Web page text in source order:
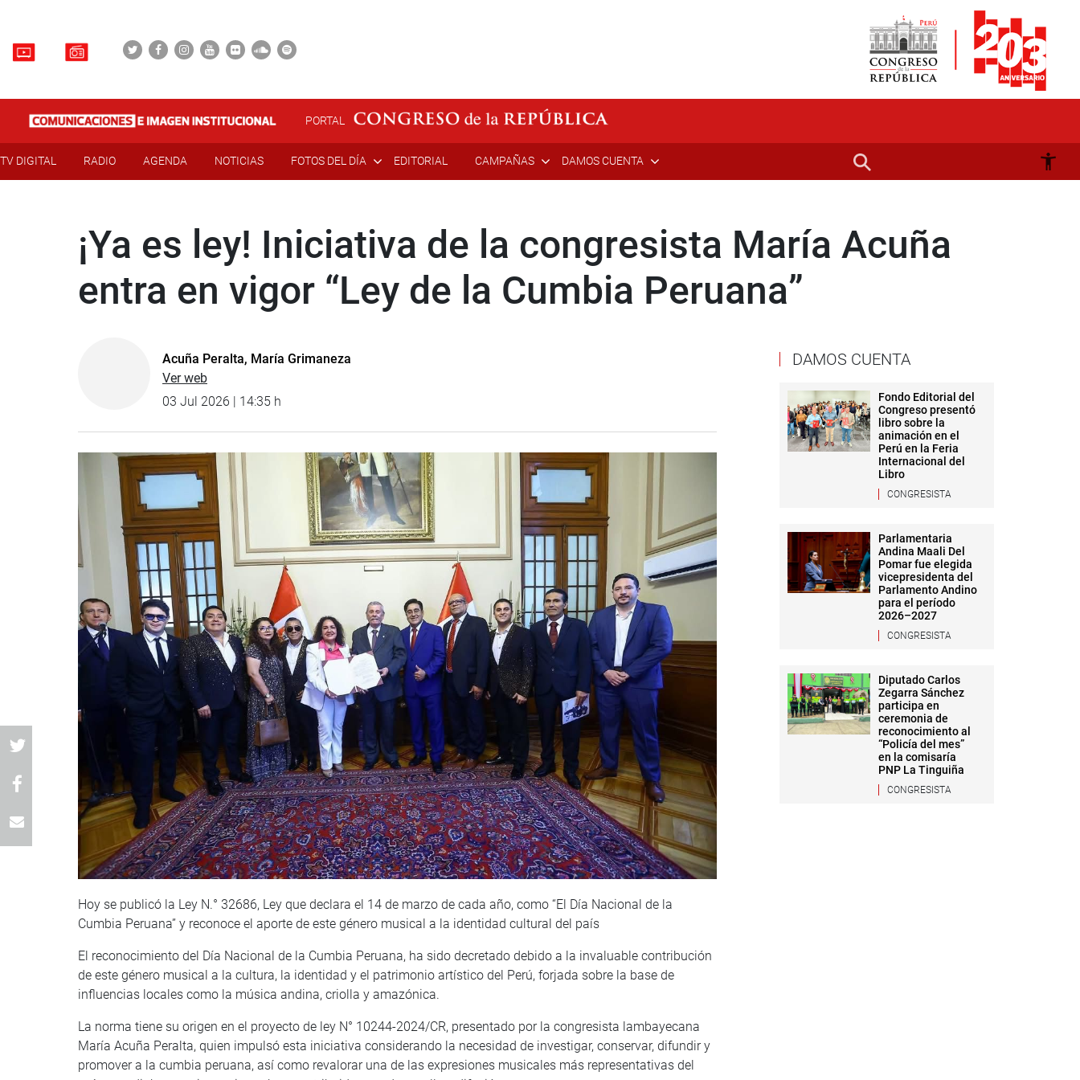
PORTAL
TV DIGITAL RADIO AGENDA NOTICIAS FOTOS DEL DÍA EDITORIAL CAMPAÑAS DAMOS CUENTA
¡Ya es ley! Iniciativa de la congresista María Acuña
entra en vigor “Ley de la Cumbia Peruana”
Acuña Peralta, María Grimaneza
Ver web
03 Jul 2026 | 14:35 h
Hoy se publicó la Ley N.° 32686, Ley que declara el 14 de marzo de cada año, como “El Día Nacional de la
Cumbia Peruana” y reconoce el aporte de este género musical a la identidad cultural del país
El reconocimiento del Día Nacional de la Cumbia Peruana, ha sido decretado debido a la invaluable contribución
de este género musical a la cultura, la identidad y el patrimonio artístico del Perú, forjada sobre la base de
influencias locales como la música andina, criolla y amazónica.
La norma tiene su origen en el proyecto de ley N° 10244-2024/CR, presentado por la congresista lambayecana
María Acuña Peralta, quien impulsó esta iniciativa considerando la necesidad de investigar, conservar, difundir y
promover a la cumbia peruana, así como revalorar una de las expresiones musicales más representativas del
DAMOS CUENTA
Fondo Editorial del
Congreso presentó
libro sobre la
animación en el
Perú en la Feria
Internacional del
Libro
CONGRESISTA
Parlamentaria
Andina Maali Del
Pomar fue elegida
vicepresidenta del
Parlamento Andino
para el período
2026–2027
CONGRESISTA
Diputado Carlos
Zegarra Sánchez
participa en
ceremonia de
reconocimiento al
“Policía del mes”
en la comisaría
PNP La Tinguiña
CONGRESISTA